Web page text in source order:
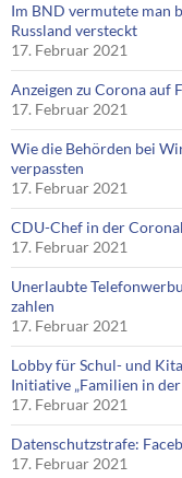
Im BND vermutete man
Russland versteckt
17. Februar 2021
Anzeigen zu Corona auf
17. Februar 2021
Wie die Behörden bei
verpassten
17. Februar 2021
CDU-Chef in der
17. Februar 2021
Unerlaubte
zahlen
17. Februar 2021
Lobby für Schul- und
Initiative „Familien in der
17. Februar 2021
Datenschutzstrafe:
17. Februar 2021